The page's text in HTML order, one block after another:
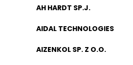
AH HARDT SP.J.
AIDAL TECHNOLOGIES
AIZENKOL SP. Z O.O.